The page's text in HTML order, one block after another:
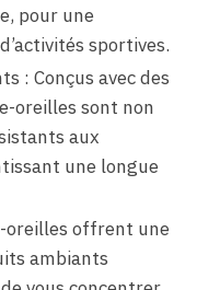
pour une
sportives.
: Conçus avec des
oreilles sont non
aux
une longue
oreilles offrent une
ambiants